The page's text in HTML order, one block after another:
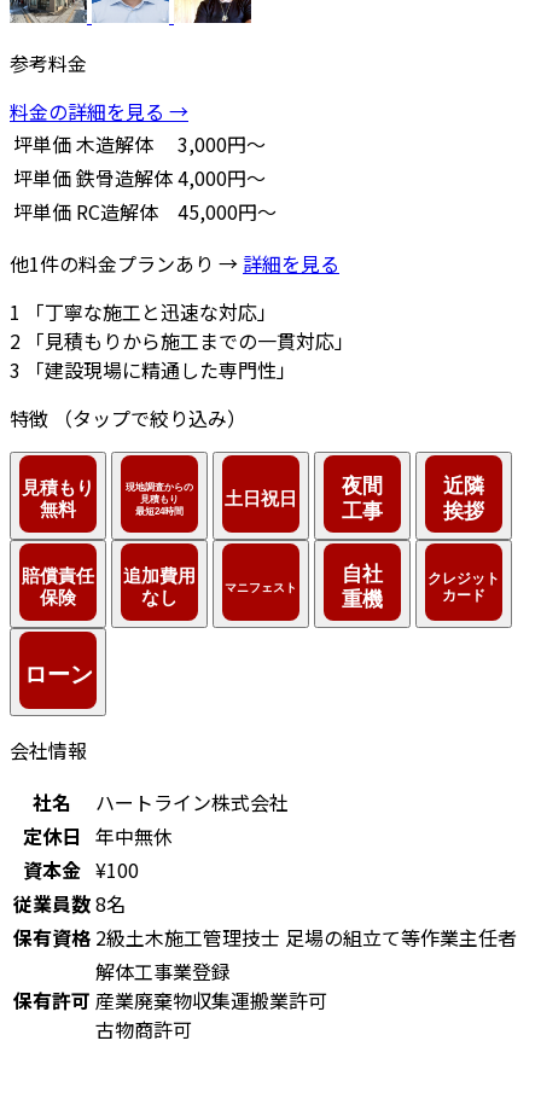
参考料金
料金の詳細を見る →
坪単価木造解体
3,000円～
坪単価鉄骨造解体4,000円～
坪単価 RC造解体
45,000円～
他1件の料金プランあり → 詳細を見る
1
「丁寧な施工と迅速な対応」
2 「見積もりから施工までの一貫対応」
3
「建設現場に精通した専門性」
特徴
（タップで絞り込み）
会社情報
社名
ハートライン株式会社
定休日 年中無休
資本金 ¥100
従業員数8名
保有資格 2級土木施工管理技士 足場の組立て等作業主任者
保有許可
解体工事業登録
産業廃棄物収集運搬業許可
古物商許可